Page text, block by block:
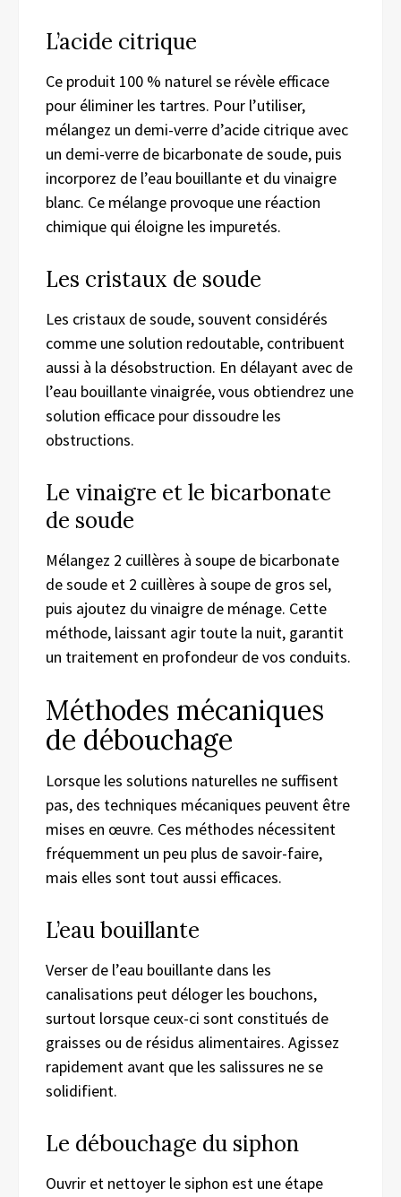
L’acide citrique
Ce produit 100 % naturel se révèle efficace
pour éliminer les tartres. Pour l’utiliser,
mélangez un demi-verre d’acide citrique avec
un demi-verre de bicarbonate de soude, puis
incorporez de l’eau bouillante et du vinaigre
blanc. Ce mélange provoque une réaction
chimique qui éloigne les impuretés.
Les cristaux de soude
Les cristaux de soude, souvent considérés
comme une solution redoutable, contribuent
aussi à la désobstruction. En délayant avec de
l’eau bouillante vinaigrée, vous obtiendrez une
solution efficace pour dissoudre les
obstructions.
Le vinaigre et le bicarbonate
de soude
Mélangez 2 cuillères à soupe de bicarbonate
de soude et 2 cuillères à soupe de gros sel,
puis ajoutez du vinaigre de ménage. Cette
méthode, laissant agir toute la nuit, garantit
un traitement en profondeur de vos conduits.
Méthodes mécaniques
de débouchage
Lorsque les solutions naturelles ne suffisent
pas, des techniques mécaniques peuvent être
mises en œuvre. Ces méthodes nécessitent
fréquemment un peu plus de savoir-faire,
mais elles sont tout aussi efficaces.
L’eau bouillante
Verser de l’eau bouillante dans les
canalisations peut déloger les bouchons,
surtout lorsque ceux-ci sont constitués de
graisses ou de résidus alimentaires. Agissez
rapidement avant que les salissures ne se
solidifient.
Le débouchage du siphon
Ouvrir et nettoyer le siphon est une étape